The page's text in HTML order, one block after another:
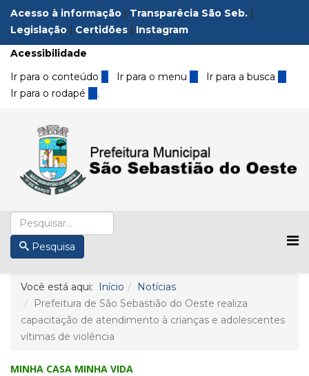
Acesso à informação | Transparêcia São Seb. |
Legislação | Certidões | Instagram
Acessibilidade
Ir para o conteúdo 1 Ir para o menu 2 Ir para a busca3
Ir para o rodapé 4 .
Pesquisa
Você está aqui: Início
Notícias
Prefeitura de São Sebastião do Oeste realiza
capacitação de atendimento à crianças e adolescentes
vítimas de violência
MINHA CASA MINHA VIDA